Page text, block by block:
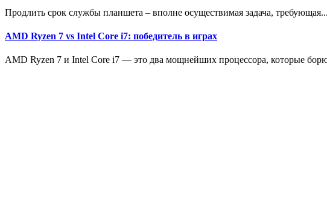
Продлить срок службы планшета – вполне осуществимая задача, требующая...
AMD Ryzen 7 vs Intel Core i7: победитель в играх
AMD Ryzen 7 и Intel Core i7 — это два мощнейших процессора, которые